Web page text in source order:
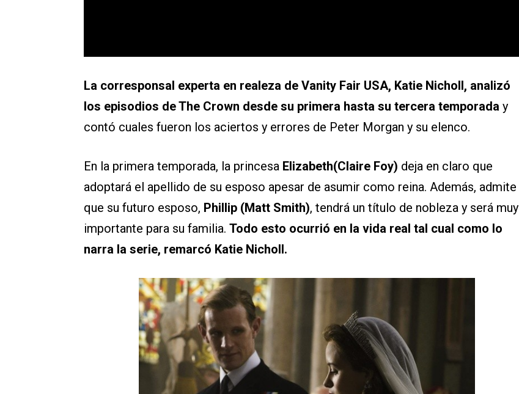
La corresponsal experta en realeza de Vanity Fair USA, Katie Nicholl, analizó
los episodios de The Crown desde su primera hasta su tercera temporada y
contó cuales fueron los aciertos y errores de Peter Morgan y su elenco.
En la primera temporada, la princesa Elizabeth(Claire Foy) deja en claro que
adoptará el apellido de su esposo apesar de asumir como reina. Además, admite
que su futuro esposo, Phillip (Matt Smith), tendrá un título de nobleza y será muy
importante para su familia. Todo esto ocurrió en la vida real tal cual como lo
narra la serie, remarcó Katie Nicholl.